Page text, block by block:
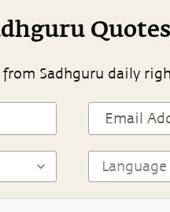
Quotes
Sadhguru daily